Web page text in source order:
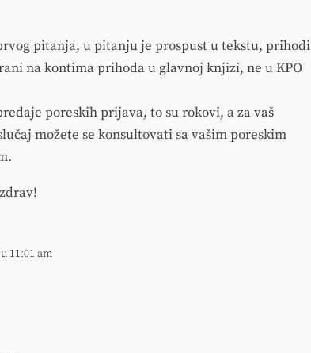
pitanja, u pitanju je prospust u tekstu, prihodi
na kontima prihoda u glavnoj knjizi, ne u KPO
poreskih prijava, to su rokovi, a za vaš
možete se konsultovati sa vašim poreskim
11:01 am